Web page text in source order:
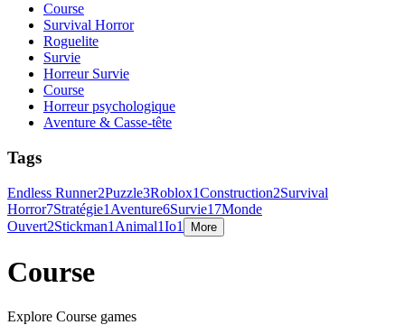
Course
Survival Horror
Roguelite
Survie
Horreur Survie
Course
Horreur psychologique
Aventure & Casse-tête
Tags
Endless Runner2Puzzle3Roblox1Construction2Survival
Horror7Stratégie1 Aventure6Survie17Monde
Ouvert2Stickman1 Animal1Io1 More
Course
Explore Course games